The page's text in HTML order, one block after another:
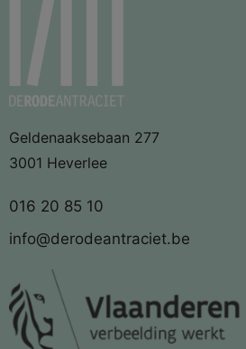
Geldenaaksebaan 277
3001 Heverlee
016 20 85 10
info@derodeantraciet.be